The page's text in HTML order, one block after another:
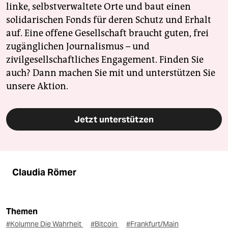
linke, selbstverwaltete Orte und baut einen
solidarischen Fonds für deren Schutz und Erhalt
auf. Eine offene Gesellschaft braucht guten, frei
zugänglichen Journalismus – und
zivilgesellschaftliches Engagement. Finden Sie
auch? Dann machen Sie mit und unterstützen Sie
unsere Aktion.
Jetzt unterstützen
Claudia Römer
Themen
#Kolumne Die Wahrheit #Bitcoin
#Frankfurt/Main